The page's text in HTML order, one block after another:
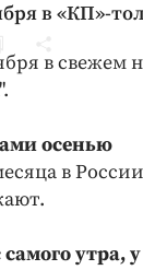
и ЖКХ
в «КП»-
в свежем
осенью
в
утра,